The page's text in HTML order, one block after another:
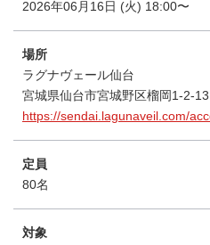
2026年06月16日 (火) 18:00〜
場所
ラグナヴェール仙台
宮城県仙台市宮城野区榴岡1-2-
https://sendai.lagunaveil.com/
定員
80名
対象